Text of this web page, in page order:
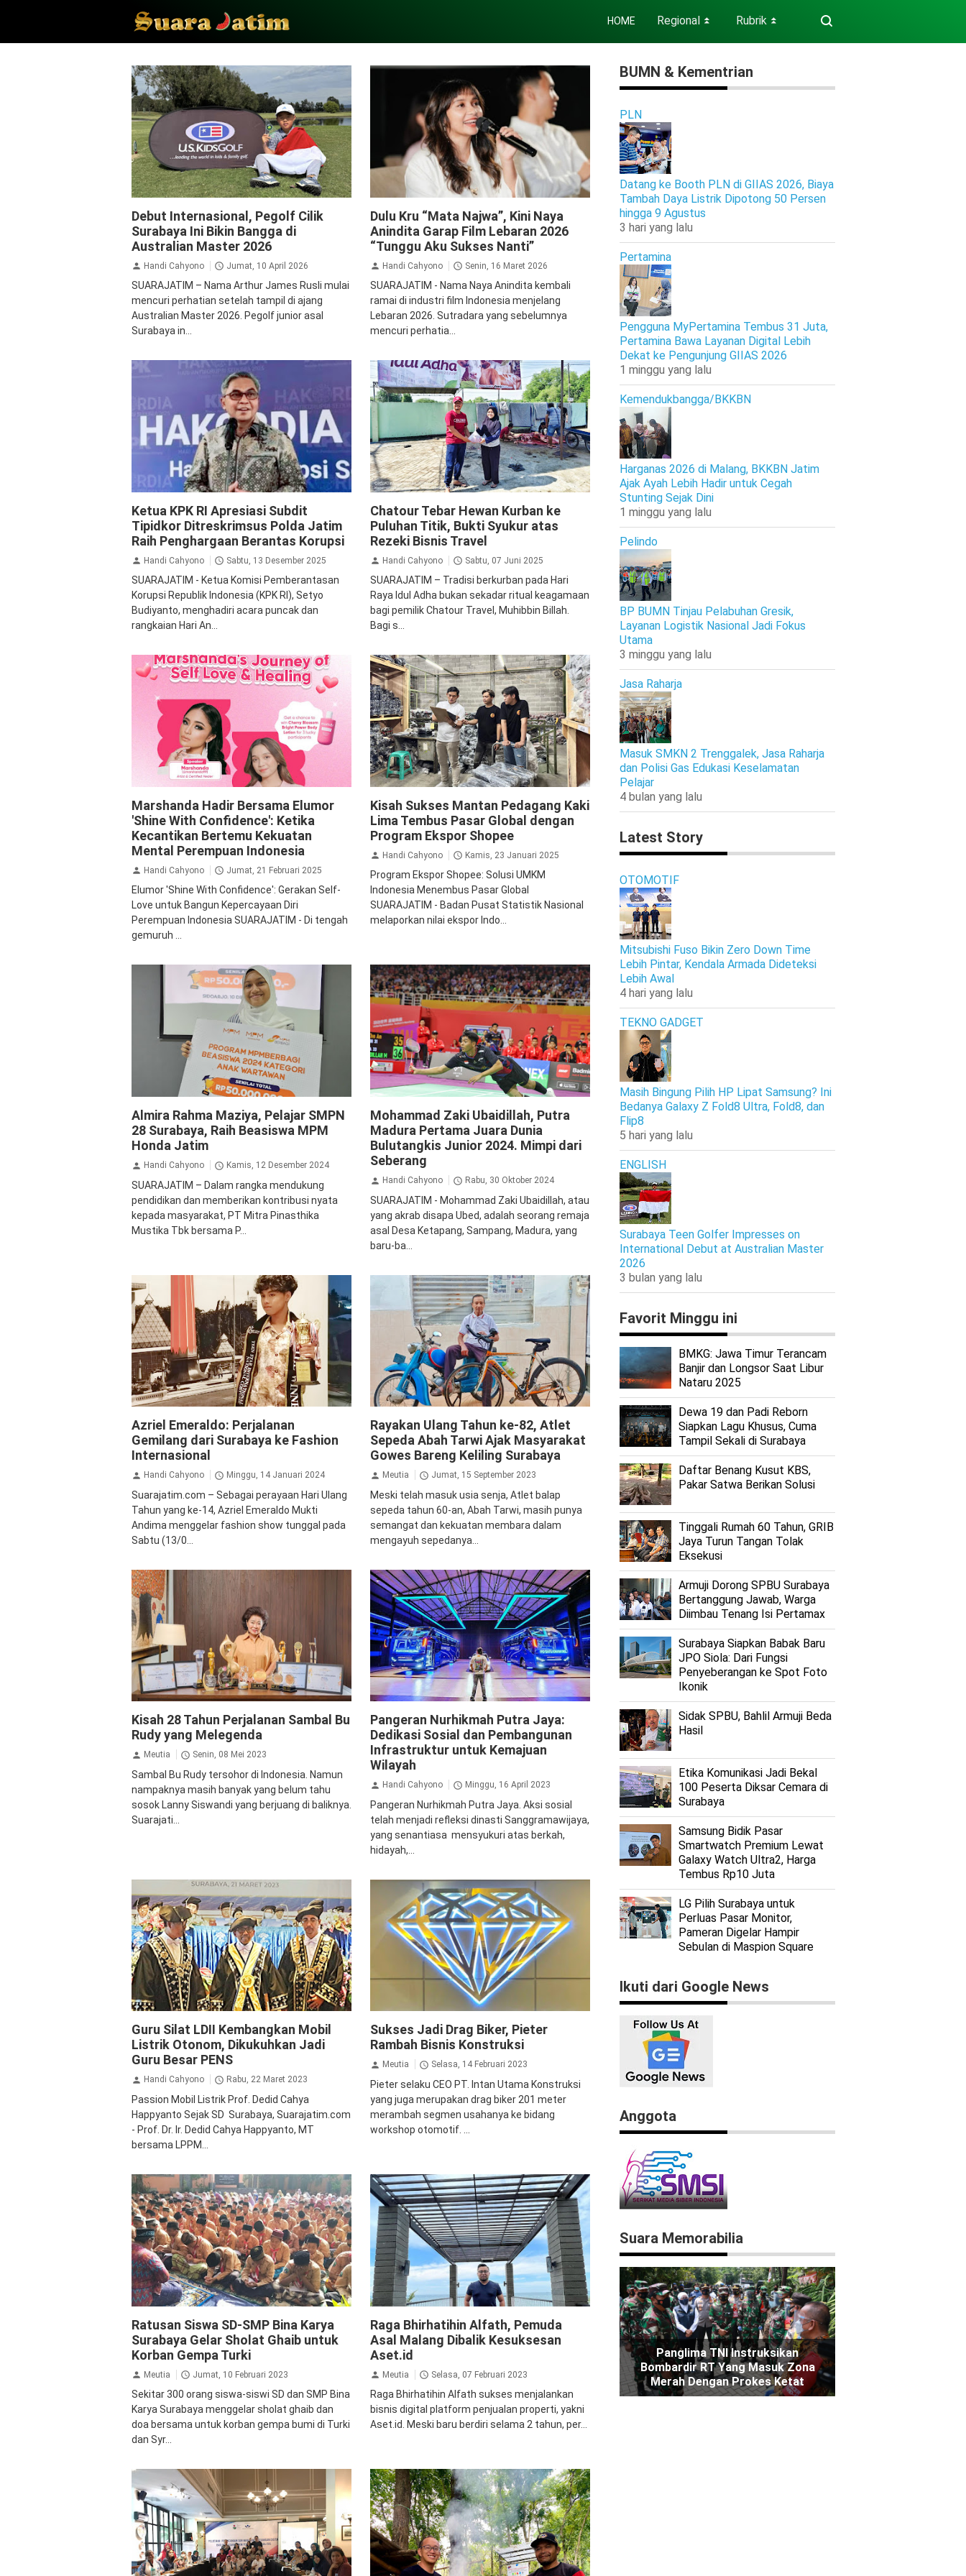
HOME Regional ⏬ Rubrik ⏬
Olah Raga
Debut Internasional, Pegolf Cilik
Surabaya Ini Bikin Bangga di
Australian Master 2026
Handi Cahyono Jumat, 10 April 2026
SUARAJATIM – Nama Arthur James Rusli mulai
mencuri perhatian setelah tampil di ajang
Australian Master 2026. Pegolf junior asal
Surabaya in...
Dulu Kru “Mata Najwa”, Kini Naya
Anindita Garap Film Lebaran 2026
“Tunggu Aku Sukses Nanti”
Handi Cahyono Senin, 16 Maret 2026
SUARAJATIM - Nama Naya Anindita kembali
ramai di industri film Indonesia menjelang
Lebaran 2026. Sutradara yang sebelumnya
mencuri perhatia...
Ketua KPK RI Apresiasi Subdit
Tipidkor Ditreskrimsus Polda Jatim
Raih Penghargaan Berantas Korupsi
Handi Cahyono Sabtu, 13 Desember 2025
SUARAJATIM - Ketua Komisi Pemberantasan
Korupsi Republik Indonesia (KPK RI), Setyo
Budiyanto, menghadiri acara puncak dan
rangkaian Hari An...
Chatour Tebar Hewan Kurban ke
Puluhan Titik, Bukti Syukur atas
Rezeki Bisnis Travel
Handi Cahyono Sabtu, 07 Juni 2025
SUARAJATIM – Tradisi berkurban pada Hari
Raya Idul Adha bukan sekadar ritual keagamaan
bagi pemilik Chatour Travel, Muhibbin Billah.
Bagi s...
Marshanda Hadir Bersama Elumor
'Shine With Confidence': Ketika
Kecantikan Bertemu Kekuatan
Mental Perempuan Indonesia
Handi Cahyono Jumat, 21 Februari 2025
Elumor 'Shine With Confidence': Gerakan Self-
Love untuk Bangun Kepercayaan Diri
Perempuan Indonesia SUARAJATIM - Di tengah
gemuruh ...
Kisah Sukses Mantan Pedagang Kaki
Lima Tembus Pasar Global dengan
Program Ekspor Shopee
Handi Cahyono Kamis, 23 Januari 2025
Program Ekspor Shopee: Solusi UMKM
Indonesia Menembus Pasar Global
SUARAJATIM - Badan Pusat Statistik Nasional
melaporkan nilai ekspor Indo...
Almira Rahma Maziya, Pelajar SMPN
28 Surabaya, Raih Beasiswa MPM
Honda Jatim
Handi Cahyono Kamis, 12 Desember 2024
SUARAJATIM – Dalam rangka mendukung
pendidikan dan memberikan kontribusi nyata
kepada masyarakat, PT Mitra Pinasthika
Mustika Tbk bersama P...
Mohammad Zaki Ubaidillah, Putra
Madura Pertama Juara Dunia
Bulutangkis Junior 2024. Mimpi dari
Seberang
Handi Cahyono Rabu, 30 Oktober 2024
SUARAJATIM - Mohammad Zaki Ubaidillah, atau
yang akrab disapa Ubed, adalah seorang remaja
asal Desa Ketapang, Sampang, Madura, yang
baru-ba...
Azriel Emeraldo: Perjalanan
Gemilang dari Surabaya ke Fashion
Internasional
Handi Cahyono Minggu, 14 Januari 2024
Suarajatim.com – Sebagai perayaan Hari Ulang
Tahun yang ke-14, Azriel Emeraldo Mukti
Andima menggelar fashion show tunggal pada
Sabtu (13/0...
Rayakan Ulang Tahun ke-82, Atlet
Sepeda Abah Tarwi Ajak Masyarakat
Gowes Bareng Keliling Surabaya
Meutia Jumat, 15 September 2023
Meski telah masuk usia senja, Atlet balap
sepeda tahun 60-an, Abah Tarwi, masih punya
semangat dan kekuatan membara dalam
mengayuh sepedanya...
Kisah 28 Tahun Perjalanan Sambal Bu
Rudy yang Melegenda
Meutia Senin, 08 Mei 2023
Sambal Bu Rudy tersohor di Indonesia. Namun
nampaknya masih banyak yang belum tahu
sosok Lanny Siswandi yang berjuang di baliknya.
Suarajati...
Pangeran Nurhikmah Putra Jaya:
Dedikasi Sosial dan Pembangunan
Infrastruktur untuk Kemajuan
Wilayah
Handi Cahyono Minggu, 16 April 2023
Pangeran Nurhikmah Putra Jaya. Aksi sosial
telah menjadi refleksi dinasti Sanggramawijaya,
yang senantiasa mensyukuri atas berkah,
hidayah,...
Guru Silat LDII Kembangkan Mobil
Listrik Otonom, Dikukuhkan Jadi
Guru Besar PENS
Handi Cahyono Rabu, 22 Maret 2023
Passion Mobil Listrik Prof. Dedid Cahya
Happyanto Sejak SD Surabaya, Suarajatim.com
- Prof. Dr. Ir. Dedid Cahya Happyanto, MT
bersama LPPM...
Sukses Jadi Drag Biker, Pieter
Rambah Bisnis Konstruksi
Meutia Selasa, 14 Februari 2023
Pieter selaku CEO PT. Intan Utama Konstruksi
yang juga merupakan drag biker 201 meter
merambah segmen usahanya ke bidang
workshop otomotif. ...
Ratusan Siswa SD-SMP Bina Karya
Surabaya Gelar Sholat Ghaib untuk
Korban Gempa Turki
Meutia Jumat, 10 Februari 2023
Sekitar 300 orang siswa-siswi SD dan SMP Bina
Karya Surabaya menggelar sholat ghaib dan
doa bersama untuk korban gempa bumi di Turki
dan Syr...
Raga Bhirhatihin Alfath, Pemuda
Asal Malang Dibalik Kesuksesan
Aset.id
Meutia Selasa, 07 Februari 2023
Raga Bhirhatihin Alfath sukses menjalankan
bisnis digital platform penjualan properti, yakni
Aset.id. Meski baru berdiri selama 2 tahun, per...
BUMN & Kementrian
PLN
Datang ke Booth PLN di GIIAS 2026, Biaya
Tambah Daya Listrik Dipotong 50 Persen
hingga 9 Agustus
3 hari yang lalu
Pertamina
Pengguna MyPertamina Tembus 31 Juta,
Pertamina Bawa Layanan Digital Lebih
Dekat ke Pengunjung GIIAS 2026
1 minggu yang lalu
Kemendukbangga/BKKBN
Harganas 2026 di Malang, BKKBN Jatim
Ajak Ayah Lebih Hadir untuk Cegah
Stunting Sejak Dini
1 minggu yang lalu
Pelindo
BP BUMN Tinjau Pelabuhan Gresik,
Layanan Logistik Nasional Jadi Fokus
Utama
3 minggu yang lalu
Jasa Raharja
Masuk SMKN 2 Trenggalek, Jasa Raharja
dan Polisi Gas Edukasi Keselamatan
Pelajar
4 bulan yang lalu
Latest Story
OTOMOTIF
Mitsubishi Fuso Bikin Zero Down Time
Lebih Pintar, Kendala Armada Dideteksi
Lebih Awal
4 hari yang lalu
TEKNO GADGET
Masih Bingung Pilih HP Lipat Samsung? Ini
Bedanya Galaxy Z Fold8 Ultra, Fold8, dan
Flip8
5 hari yang lalu
ENGLISH
Surabaya Teen Golfer Impresses on
International Debut at Australian Master
2026
3 bulan yang lalu
Favorit Minggu ini
BMKG: Jawa Timur Terancam
Banjir dan Longsor Saat Libur
Nataru 2025
Dewa 19 dan Padi Reborn
Siapkan Lagu Khusus, Cuma
Tampil Sekali di Surabaya
Daftar Benang Kusut KBS,
Pakar Satwa Berikan Solusi
Tinggali Rumah 60 Tahun, GRIB
Jaya Turun Tangan Tolak
Eksekusi
Armuji Dorong SPBU Surabaya
Bertanggung Jawab, Warga
Diimbau Tenang Isi Pertamax
Surabaya Siapkan Babak Baru
JPO Siola: Dari Fungsi
Penyeberangan ke Spot Foto
Ikonik
Sidak SPBU, Bahlil Armuji Beda
Hasil
Etika Komunikasi Jadi Bekal
100 Peserta Diksar Cemara di
Surabaya
Samsung Bidik Pasar
Smartwatch Premium Lewat
Galaxy Watch Ultra2, Harga
Tembus Rp10 Juta
LG Pilih Surabaya untuk
Perluas Pasar Monitor,
Pameran Digelar Hampir
Sebulan di Maspion Square
Ikuti dari Google News
Anggota
Suara Memorabilia
Panglima TNI Instruksikan
Bombardir RT Yang Masuk Zona
Merah Dengan Prokes Ketat